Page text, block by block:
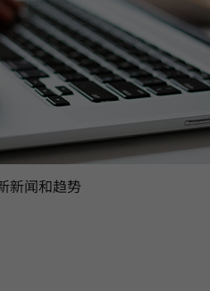
新闻和趋势